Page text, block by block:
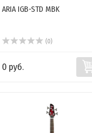
ARIA IGB-STD MBK
(0)
0 руб.